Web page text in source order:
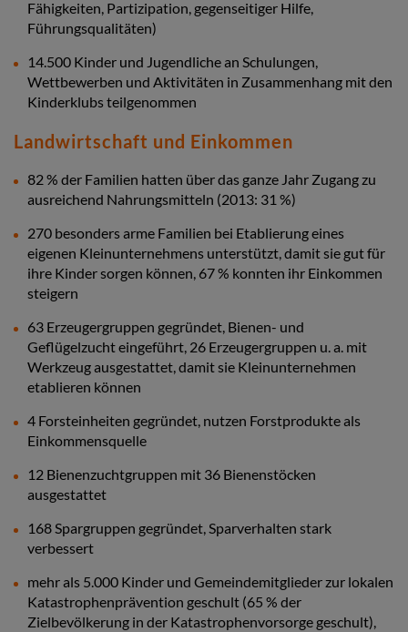
Fähigkeiten, Partizipation, gegenseitiger Hilfe,
Führungsqualitäten)
14.500 Kinder und Jugendliche an Schulungen,
Wettbewerben und Aktivitäten in Zusammenhang mit den
Kinderklubs teilgenommen
Landwirtschaft und Einkommen
82 % der Familien hatten über das ganze Jahr Zugang zu
ausreichend Nahrungsmitteln (2013: 31 %)
270 besonders arme Familien bei Etablierung eines
eigenen Kleinunternehmens unterstützt, damit sie gut für
ihre Kinder sorgen können, 67 % konnten ihr Einkommen
steigern
63 Erzeugergruppen gegründet, Bienen- und
Geflügelzucht eingeführt, 26 Erzeugergruppen u. a. mit
Werkzeug ausgestattet, damit sie Kleinunternehmen
etablieren können
4 Forsteinheiten gegründet, nutzen Forstprodukte als
Einkommensquelle
12 Bienenzuchtgruppen mit 36 Bienenstöcken
ausgestattet
168 Spargruppen gegründet, Sparverhalten stark
verbessert
mehr als 5.000 Kinder und Gemeindemitglieder zur lokalen
Katastrophenprävention geschult (65 % der
Zielbevölkerung in der Katastrophenvorsorge geschult),